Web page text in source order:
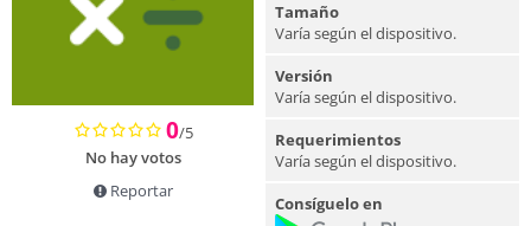
0/5
No hay votos
Reportar
Tamaño
Varía según el dispositivo.
Versión
Varía según el dispositivo.
Requerimientos
Varía según el dispositivo.
Consíguelo en